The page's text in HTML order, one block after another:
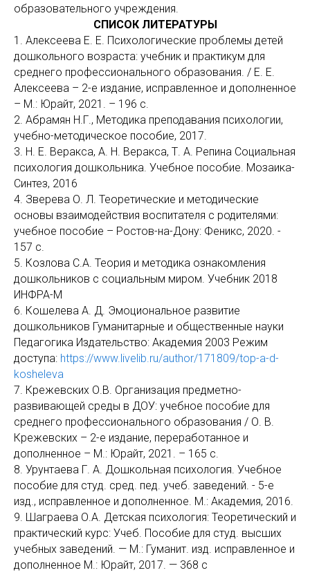
образовательного учреждения.
СПИСОК ЛИТЕРАТУРЫ
1. Алексеева Е. Е. Психологические проблемы детей
дошкольного возраста: учебник и практикум для
среднего профессионального образования. / Е. Е.
Алексеева – 2-е издание, исправленное и дополненное
– М.: Юрайт, 2021. – 196 с.
2. Абрамян Н.Г., Методика преподавания психологии,
учебно-методическое пособие, 2017.
3. Н. Е. Веракса, А. Н. Веракса, Т. А. Репина Социальная
психология дошкольника. Учебное пособие. Мозаика-
Синтез, 2016
4. Зверева О. Л. Теоретические и методические
основы взаимодействия воспитателя с родителями:
учебное пособие – Ростов-на-Дону: Феникс, 2020. -
157 с.
5. Козлова С.А. Теория и методика ознакомления
дошкольников с социальным миром. Учебник 2018
ИНФРА-М
6. Кошелева А. Д. Эмоциональное развитие
дошкольников Гуманитарные и общественные науки
Педагогика Издательство: Академия 2003 Режим
доступа: https://www.livelib.ru/author/171809/top-a-d-
kosheleva
7. Крежевских О.В. Организация предметно-
развивающей среды в ДОУ: учебное пособие для
среднего профессионального образования / О. В.
Крежевских – 2-е издание, переработанное и
дополненное – М.: Юрайт, 2021. – 165 с.
8. Урунтаева Г. А. Дошкольная психология. Учебное
пособие для студ. сред. пед. учеб. заведений. - 5-е
изд., исправленное и дополненное. М.: Академия, 2016.
9. Шаграева О.А. Детская психология: Теоретический и
практический курс: Учеб. Пособие для студ. высших
учебных заведений. — М.: Гуманит. изд. исправленное и
дополненное М.: Юрайт, 2017. — 368 с